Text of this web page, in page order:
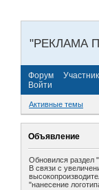
"РЕКЛАМА
Форум
Войти
Активные темы
Объявление
Обновился раздел
В связи с
"нанесение